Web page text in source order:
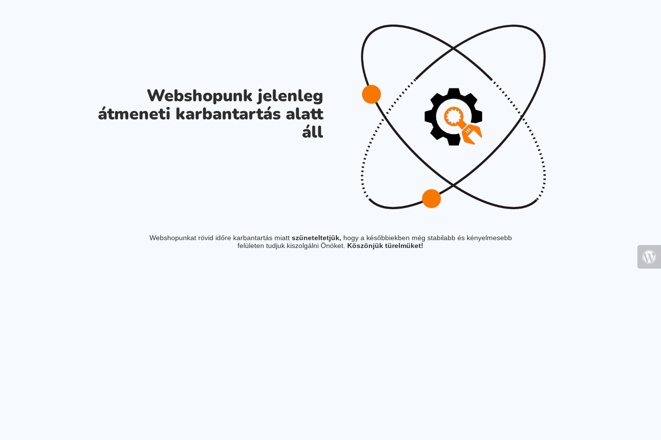
Webshopunk jelenleg
átmeneti karbantartás alatt
áll
Webshopunkat rövid időre karbantartás miatt szüneteltetjük, hogy a későbbiekben még stabilabb és kényelmesebb
felületen tudjuk kiszolgálni Önöket. Köszönjük türelmüket!